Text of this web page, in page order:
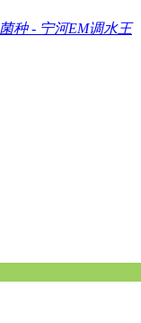
种 - 宁河EM调水王